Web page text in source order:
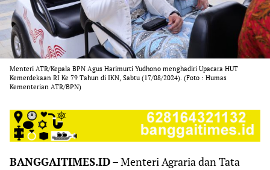
Menteri ATR/Kepala BPN Agus Harimurti Yudhono menghadiri Upacara HUT
Kemerdekaan RI Ke 79 Tahun di IKN, Sabtu (17/08/2024). (Foto : Humas
Kementerian ATR/BPN)
BANGGAITIMES.ID– Menteri Agraria dan Tata